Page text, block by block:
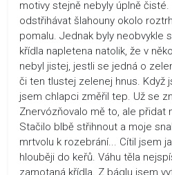
motivy stejně nebyly úplně
odstřihávat šlahouny okolo
pomalu. Jednak byly neobvykle
křídla napletena natolik, že v
nebyl jistej, jestli se jedná o
či ten tlustej zelenej hnus. Když
jsem chlapci změřil tep. Už se
Znervózňovalo mě to, ale přidat
Stačilo blbě střihnout a moje
mrtvolu k rozebrání... Cítil jsem
hlouběji do keřů. Váhu těla
zamotaná křídla. Z báglu jsem